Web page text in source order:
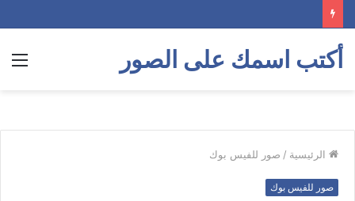
أكتب اسمك على الصور
الرئيسية / صور للفيس بوك
صور للفيس بوك